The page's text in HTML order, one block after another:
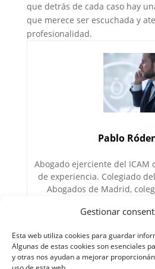
Gestionar
Esta web utiliza cookies para guardar
Algunas de estas cookies son esenciales
y otras nos ayudan a mejorar
que detrás de cada caso hay
que merece ser escuchada y
profesionalidad.
Pablo
Abogado ejerciente del ICAM
de experiencia. Colegiado
Abogados de Madrid,
Penal. Actual Director del
Derecho por la Universidad
Bursátiles (I.E.B.) con
Abogacía.